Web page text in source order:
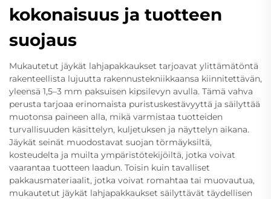
kokonaisuus ja tuotteen
suojaus
Mukautetut jäykät lahjapakkaukset tarjoavat ylittämätöntä
rakenteellista lujuutta rakennustekniikkaansa kiinnitettävän,
yleensä 1,5–3 mm paksuisen kipsilevyn avulla. Tämä vahva
perusta tarjoaa erinomaista puristuskestävyyttä ja säilyttää
muotonsa paineen alla, mikä varmistaa tuotteiden
turvallisuuden käsittelyn, kuljetuksen ja näyttelyn aikana.
Jäykät seinät muodostavat suojan törmäyksiltä,
kosteudelta ja muilta ympäristötekijöiltä, jotka voivat
vaarantaa tuotteen laadun. Toisin kuin tavalliset
pakkausmateriaalit, jotka voivat romahtaa tai muovautua,
mukautetut jäykät lahjapakkaukset säilyttävät täydellisen